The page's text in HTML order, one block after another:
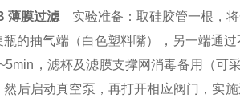
薄膜过滤 实验准备：取硅胶管一根，
的抽气端（白色塑料嘴），另一端通
，滤杯及滤膜支撑网消毒备用（可
然后启动真空泵，再打开相应阀门，实